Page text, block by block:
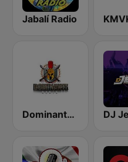
Jabalí Radio
Dominante Radio